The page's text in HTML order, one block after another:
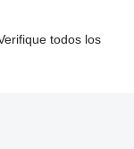
todos los